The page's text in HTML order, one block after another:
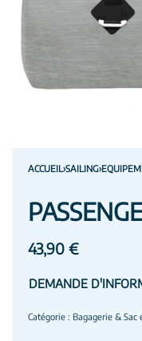
ACCUEIL›SAILING›
43,90 €
DEMANDE
Catégorie : Bagagerie & Sac